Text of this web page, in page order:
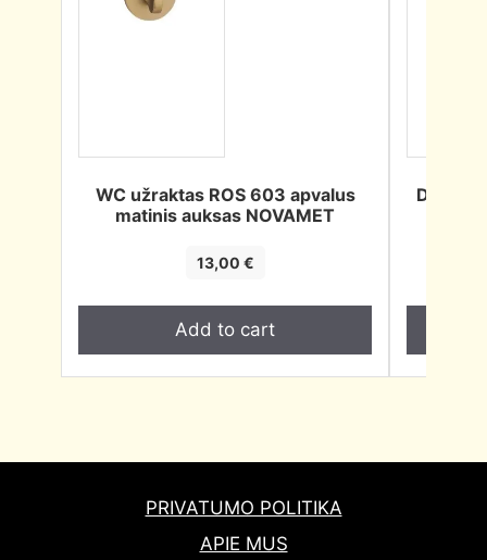
WC užraktas ROS 603 apvalus
matinis auksas NOVAMET
13,00 €
Add to cart
Durų
PRIVATUMO POLITIKA
APIE MUS